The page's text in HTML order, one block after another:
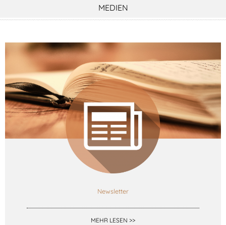
MEDIEN
Newsletter
MEHR LESEN >>